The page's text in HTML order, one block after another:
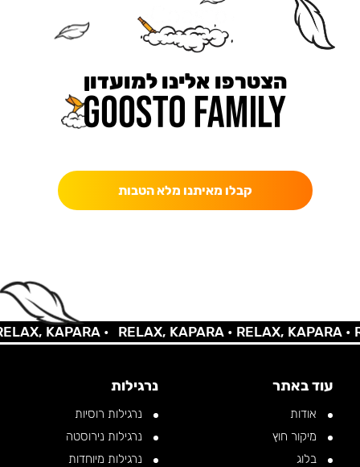
הצטרפו אלינו למועדון
קבלו מאיתנו מלא הטבות
KAPARA • RELAX, KAPARA •RELAX, KAPARA •
עוד באתר
אודות
מיקור חוץ
בלוג
נרגילות
נרגילות רוסיות
נרגילות נירוסטה
נרגילות מיוחדות